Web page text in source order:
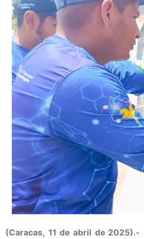
(Caracas, 11 de abril de 2025).-